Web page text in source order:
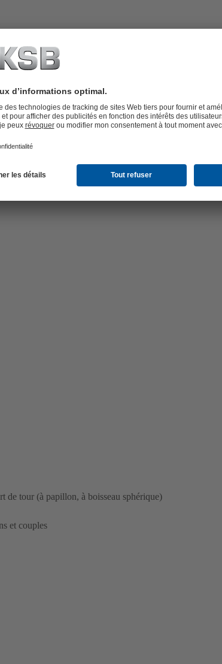
ou AUMA pour le montage direct
tout ou rien ou fonction
de tour (à papillon, à boisseau sphérique)
et couples